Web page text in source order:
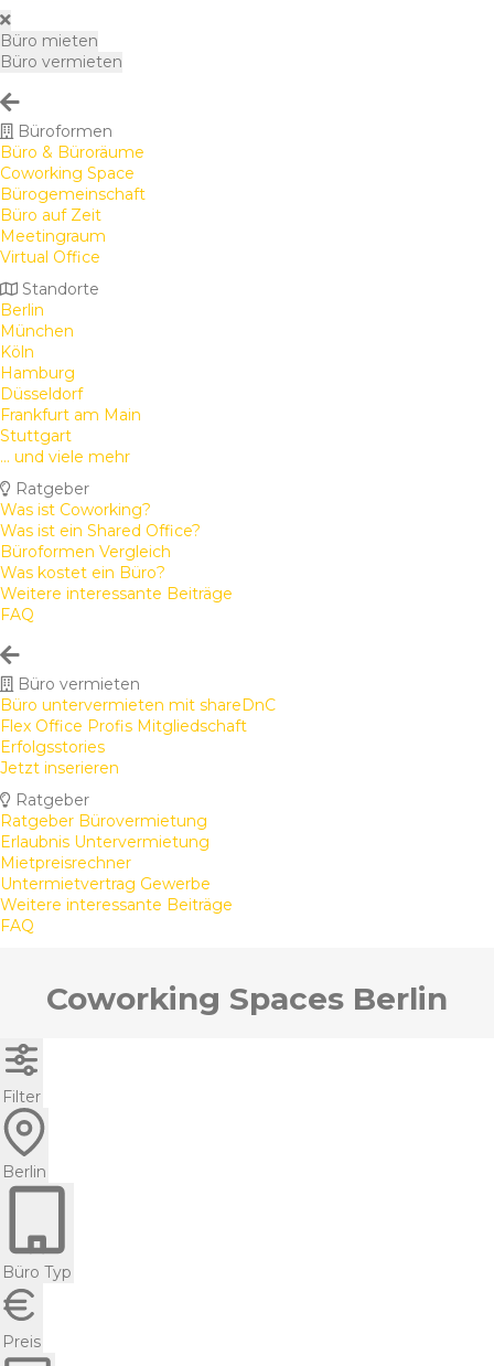
Büro mieten
Büro vermieten
Büroformen
Büro & Büroräume
Coworking Space
Bürogemeinschaft
Büro auf Zeit
Meetingraum
Virtual Office
Standorte
Berlin
München
Köln
Hamburg
Düsseldorf
Frankfurt am Main
Stuttgart
... und viele mehr
Ratgeber
Was ist Coworking?
Was ist ein Shared Office?
Büroformen Vergleich
Was kostet ein Büro?
Weitere interessante Beiträge
FAQ
Büro vermieten
Büro untervermieten mit shareDnC
Flex Office Profis Mitgliedschaft
Erfolgsstories
Jetzt inserieren
Ratgeber
Ratgeber Bürovermietung
Erlaubnis Untervermietung
Mietpreisrechner
Untermietvertrag Gewerbe
Weitere interessante Beiträge
FAQ
Coworking Spaces Berlin
Filter
Berlin
Büro Typ
Preis